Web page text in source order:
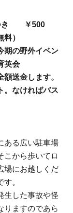
　　￥500
）
期の野外イベン
英会
送金します。
。なければバス
ある広い駐車場
こから歩いてロ
場にお越しくだ
。
生した事故や怪
りますのであら